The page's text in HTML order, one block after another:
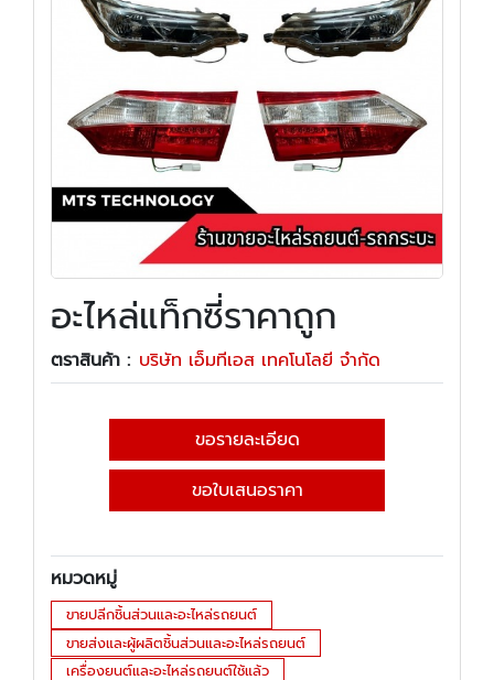
อะไหล่แท็กซี่ราคาถูก
ตราสินค้า : บริษัท เอ็มทีเอส เทคโนโลยี จำกัด
ขอรายละเอียด
ขอใบเสนอราคา
หมวดหมู่
ขายปลีกชิ้นส่วนและอะไหล่รถยนต์
ขายส่งและผู้ผลิตชิ้นส่วนและอะไหล่รถยนต์
เครื่องยนต์และอะไหล่รถยนต์ใช้แล้ว